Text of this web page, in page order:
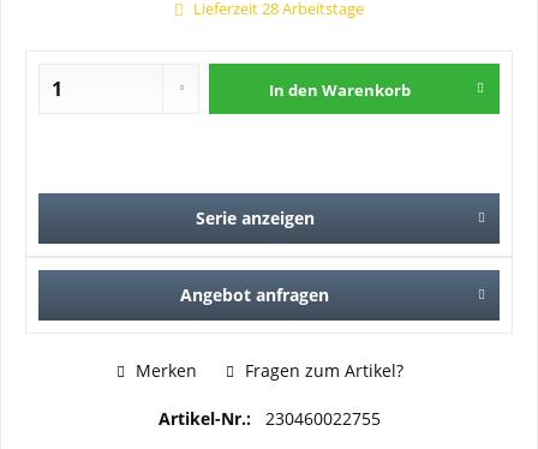
Lieferzeit 28 Arbeitstage
In den Warenkorb
Serie anzeigen
Angebot anfragen
Merken Fragen zum Artikel?
Artikel-Nr.: 230460022755